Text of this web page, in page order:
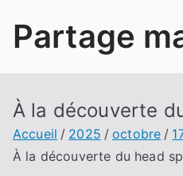
Partage
À la découverte
Accueil 2025 octobre
À la découverte du head